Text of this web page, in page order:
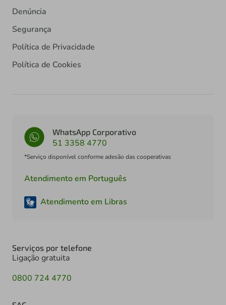
Denúncia
Segurança
Política de Privacidade
Política de Cookies
WhatsApp Corporativo
51 3358 4770
*Serviço disponível conforme adesão das cooperativas
Atendimento em Português
Atendimento em Libras
Serviços por telefone
Ligação gratuita
0800 724 4770